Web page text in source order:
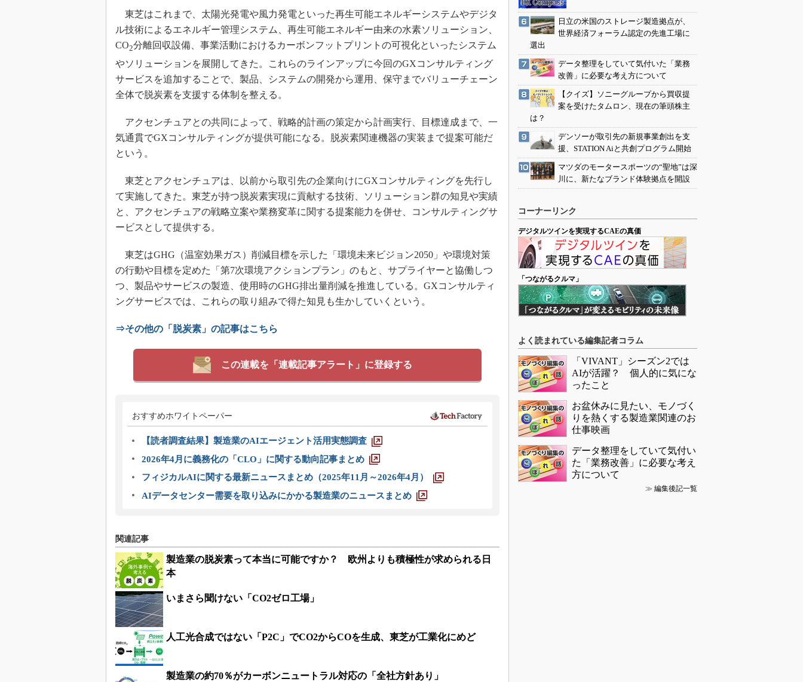
メイドインジャパン
植物工場
知財マネジメント
海外生産
新型コロナへの対応
東芝はこれまで、太陽光発電や風力発電といった再生可能エネルギーシステムやデジタ
ル技術によるエネルギー管理システム、再生可能エネルギー由来の水素ソリューション、
CO2分離回収設備、事業活動におけるカーボンフットプリントの可視化といったシステム
やソリューションを展開してきた。これらのラインアップに今回のGXコンサルティング
サービスを追加することで、製品、システムの開発から運用、保守までバリューチェーン
全体で脱炭素を支援する体制を整える。
アクセンチュアとの共同によって、戦略的計画の策定から計画実行、目標達成まで、一
気通貫でGXコンサルティングが提供可能になる。脱炭素関連機器の実装まで提案可能だ
という。
東芝とアクセンチュアは、以前から取引先の企業向けにGXコンサルティングを先行し
て実施してきた。東芝が持つ脱炭素実現に貢献する技術、ソリューション群の知見や実績
と、アクセンチュアの戦略立案や業務変革に関する提案能力を併せ、コンサルティングサ
ービスとして提供する。
東芝はGHG（温室効果ガス）削減目標を示した「環境未来ビジョン2050」や環境対策
の行動や目標を定めた「第7次環境アクションプラン」のもと、サプライヤーと協働しつ
つ、製品やサービスの製造、使用時のGHG排出量削減を推進している。GXコンサルティ
ングサービスでは、これらの取り組みで得た知見も生かしていくという。
⇒その他の「脱炭素」の記事はこちら
この連載を「連載記事アラート」に登録する
おすすめホワイトペーパー
【読者調査結果】製造業のAIエージェント活用実態調査
2026年4月に義務化の「CLO」に関する動向記事まとめ
フィジカルAIに関する最新ニュースまとめ（2025年11月～2026年4月）
AIデータセンター需要を取り込みにかかる製造業のニュースまとめ
関連記事
製造業の脱炭素って本当に可能ですか？ 欧州よりも積極性が求められる日
本
いまさら聞けない「CO2ゼロ工場」
人工光合成ではない「P2C」でCO2からCOを生成、東芝が工業化にめど
製造業の約70％がカーボンニュートラル対応の「全社方針あり」
日立の米国のストレージ製造拠点が、
世界経済フォーラム認定の先進工場に
選出
データ整理をしていて気付いた「業務
改善」に必要な考え方について
【クイズ】ソニーグループから買収提
案を受けたタムロン、現在の筆頭株主
は？
デンソーが取引先の新規事業創出を支
援、STATION Aiと共創プログラム開始
マツダのモータースポーツの“聖地”は深
川に、新たなブランド体験拠点を開設
コーナーリンク
デジタルツインを実現するCAEの真価
「つながるクルマ」
よく読まれている編集記者コラム
「VIVANT」シーズン2では
AIが活躍？ 個人的に気にな
ったこと
お盆休みに見たい、モノづく
りを熱くする製造業関連のお
仕事映画
データ整理をしていて気付い
た「業務改善」に必要な考え
方について
≫ 編集後記一覧